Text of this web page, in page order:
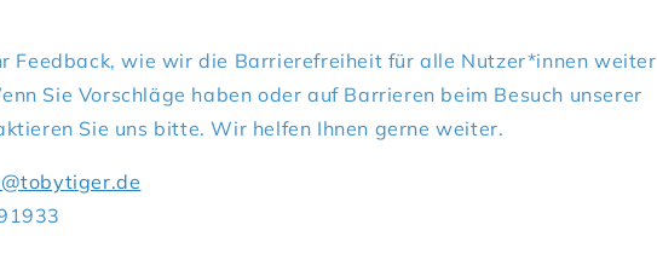
Feedback, wie wir die Barrierefreiheit für alle Nutzer*innen weiter
Sie Vorschläge haben oder auf Barrieren beim Besuch unserer
Sie uns bitte. Wir helfen Ihnen gerne weiter.